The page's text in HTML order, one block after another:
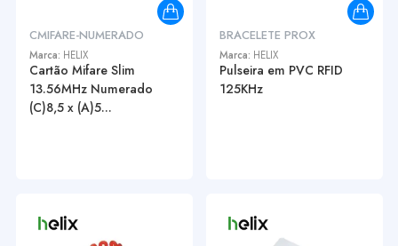
CMIFARE-NUMERADO
Marca: HELIX
Cartão Mifare Slim
13.56MHz Numerado
(C)8,5 x (A)5...
BRACELETE PROX
Marca: HELIX
Pulseira em PVC RFID
125KHz